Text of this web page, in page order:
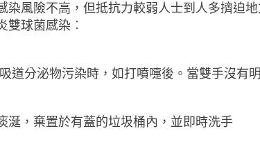
染風險不高，但抵抗力較弱人士到人多擠迫
雙球菌感染︰
道分泌物污染時，如打噴嚏後。當雙手沒有
涎，棄置於有蓋的垃圾桶內，並即時洗手